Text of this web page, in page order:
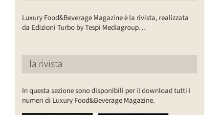
Luxury Food&Beverage Magazine è la rivista, realizzata
da Edizioni Turbo by Tespi Mediagroup…
la rivista
In questa sezione sono disponibili per il download tutti i
numeri di Luxury Food&Beverage Magazine.